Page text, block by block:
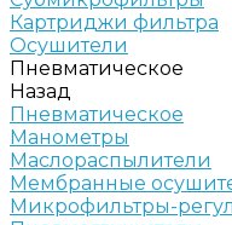
Картриджи фильтра
Осушители
Пневматическое
Назад
Пневматическое
Манометры
Маслораспылители
Мембранные
Микрофильтры-